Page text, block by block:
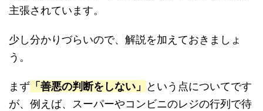
主張されています。
少し分かりづらいので、解説を加えておきましょ
う。
まず 「善悪の判断をしない」
という点についてです
が、例えば、スーパーやコンビニのレジの行列で待